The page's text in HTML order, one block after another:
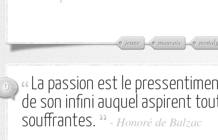
jeune mauvais
0
La passion est le
de son infini auquel aspirent
souffrantes.
- Honoré de Balzac